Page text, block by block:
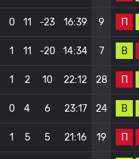
0 11 -23 16:39 9 П
1 11 -20 14:34 7 В
1 2 10 22:12 28 П
0 4 6 23:17 24 В
1 5 5 21:16 19 П